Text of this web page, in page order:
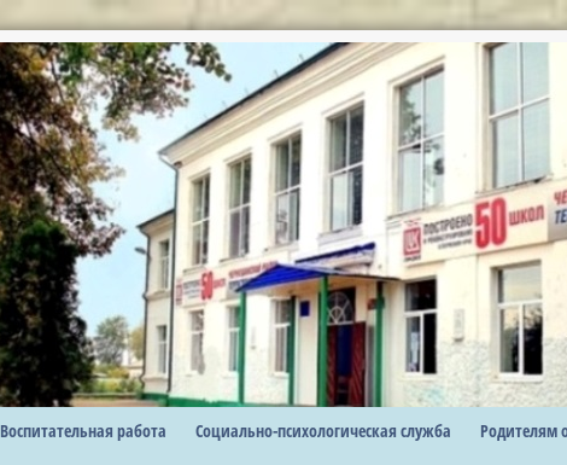
Воспитательная работа Социально-психологическая служба Родителям